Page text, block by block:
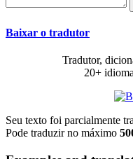
Baixar o tradutor
Tradutor,
20+
Seu texto foi parcialmente
Pode traduzir no máximo